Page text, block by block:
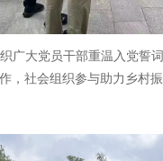
广大党员干部重温入党誓
，社会组织参与助力乡村